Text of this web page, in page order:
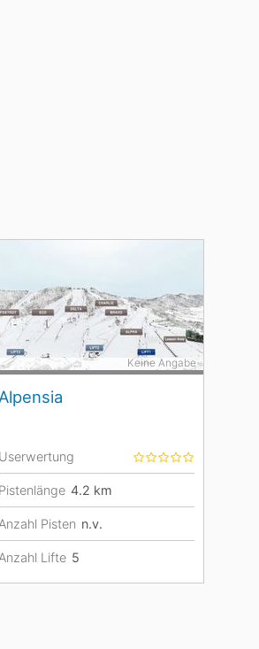
Alpensia
Keine Angabe
Userwertung
Pistenlänge 4.2 km
Anzahl Pisten n.v.
Anzahl Lifte 5